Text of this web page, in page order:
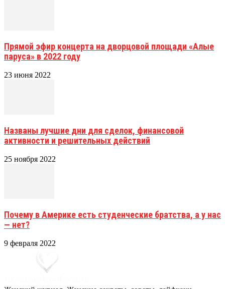
Прямой эфир концерта на дворцовой площади «Алые
паруса» в 2022 году
23 июня 2022
Названы лучшие дни для сделок, финансовой
активности и решительных действий
25 ноября 2022
Почему в Америке есть студенческие братства, а у нас
— нет?
9 февраля 2022